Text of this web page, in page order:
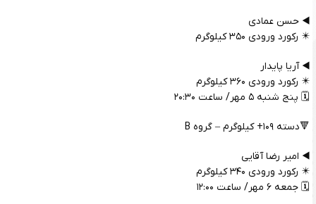
◀️ حسن عمادی
✴️ رکورد ورودی ۳۵۰ کیلوگرم
◀️ آریا پایدار
✴️ رکورد ورودی ۳۶۰ کیلوگرم
🗓️ پنج شنبه ۵ مهر/ ساعت ۲۰:۳۰
🔻دسته ۱۰۹+ کیلوگرم – گروه B
◀️ امیر رضا آقایی
✴️ رکورد ورودی ۳۴۰ کیلوگرم
🗓️ جمعه ۶ مهر/ ساعت ۱۲:۰۰